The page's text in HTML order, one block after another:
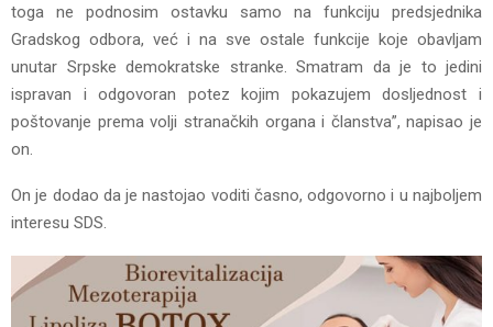
toga ne podnosim ostavku samo na funkciju predsjednika
Gradskog odbora, već i na sve ostale funkcije koje obavljam
unutar Srpske demokratske stranke. Smatram da je to jedini
ispravan i odgovoran potez kojim pokazujem dosljednost i
poštovanje prema volji stranačkih organa i članstva”, napisao je
on.
On je dodao da je nastojao voditi časno, odgovorno i u najboljem
interesu SDS.